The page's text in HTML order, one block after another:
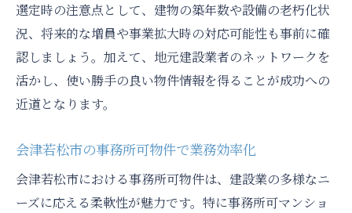
選定時の注意点として、建物の築年数や設備の老朽化状
況、将来的な増員や事業拡大時の対応可能性も事前に確
認しましょう。加えて、地元建設業者のネットワークを
活かし、使い勝手の良い物件情報を得ることが成功への
近道となります。
会津若松市の事務所可物件で業務効率化
会津若松市における事務所可物件は、建設業の多様なニ
ーズに応える柔軟性が魅力です。特に事務所可マンショ